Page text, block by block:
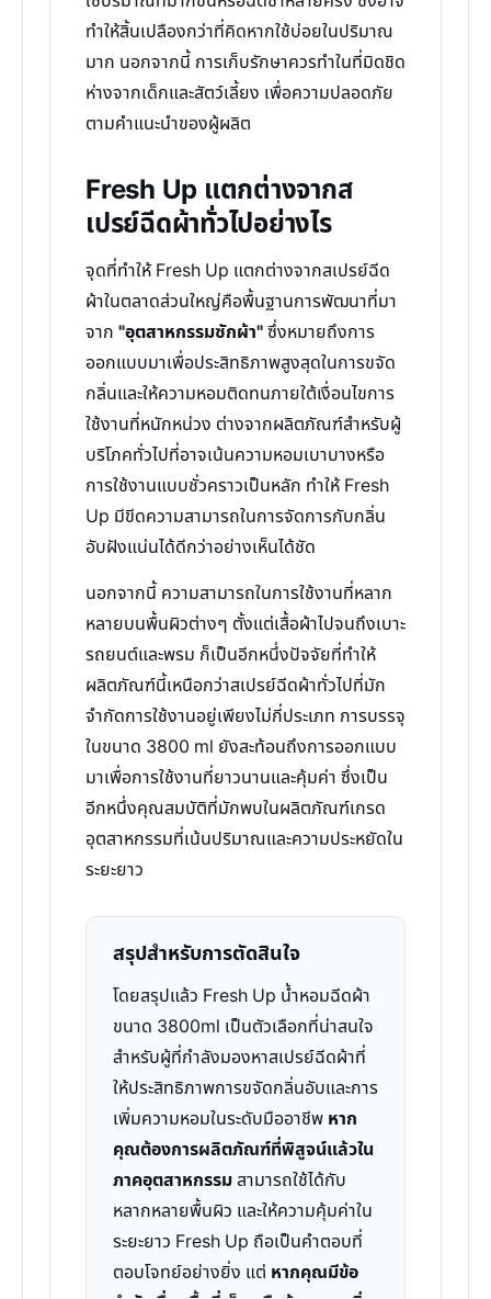
ทำให้สิ้นเปลืองกว่าที่คิดหากใช้บ่อยในปริมาณ
มาก นอกจากนี้ การเก็บรักษาควรทำในที่มิดชิด
ห่างจากเด็กและสัตว์เลี้ยง เพื่อความปลอดภัย
ตามคำแนะนำของผู้ผลิต
Fresh Up แตกต่างจากส
เปรย์ฉีดผ้าทั่วไปอย่างไร
จุดที่ทำให้ Fresh Up แตกต่างจากสเปรย์ฉีด
ผ้าในตลาดส่วนใหญ่คือพื้นฐานการพัฒนาที่มา
จาก "อุตสาหกรรมซักผ้า"ซึ่งหมายถึงการ
ออกแบบมาเพื่อประสิทธิภาพสูงสุดในการขจัด
กลิ่นและให้ความหอมติดทนภายใต้เงื่อนไขการ
ใช้งานที่หนักหน่วง ต่างจากผลิตภัณฑ์สำหรับผู้
บริโภคทั่วไปที่อาจเน้นความหอมเบาบางหรือ
การใช้งานแบบชั่วคราวเป็นหลัก ทำให้ Fresh
Up มีขีดความสามารถในการจัดการกับกลิ่น
อับฝังแน่นได้ดีกว่าอย่างเห็นได้ชัด
นอกจากนี้ ความสามารถในการใช้งานที่หลาก
หลายบนพื้นผิวต่างๆ ตั้งแต่เสื้อผ้าไปจนถึงเบาะ
รถยนต์และพรม ก็เป็นอีกหนึ่งปัจจัยที่ทำให้
ผลิตภัณฑ์นี้เหนือกว่าสเปรย์ฉีดผ้าทั่วไปที่มัก
จำกัดการใช้งานอยู่เพียงไม่กี่ประเภท การบรรจุ
ในขนาด 3800 ml ยังสะท้อนถึงการออกแบบ
มาเพื่อการใช้งานที่ยาวนานและคุ้มค่า ซึ่งเป็น
อีกหนึ่งคุณสมบัติที่มักพบในผลิตภัณฑ์เกรด
อุตสาหกรรมที่เน้นปริมาณและความประหยัดใน
ระยะยาว
สรุปสำหรับการตัดสินใจ
โดยสรุปแล้ว Fresh Up น้ำหอมฉีดผ้า
ขนาด 3800ml เป็นตัวเลือกที่น่าสนใจ
สำหรับผู้ที่กำลังมองหาสเปรย์ฉีดผ้าที่
ให้ประสิทธิภาพการขจัดกลิ่นอับและการ
เพิ่มความหอมในระดับมืออาชีพ หาก
คุณต้องการผลิตภัณฑ์ที่พิสูจน์แล้วใน
ภาคอุตสาหกรรมสามารถใช้ได้กับ
หลากหลายพื้นผิว และให้ความคุ้มค่าใน
ระยะยาว Fresh Up ถือเป็นคำตอบที่
ตอบโจทย์อย่างยิ่ง แต่ หากคุณมีข้อ